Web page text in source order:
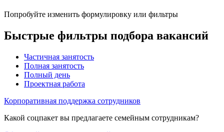
Попробуйте изменить формулировку или фильтры
Быстрые фильтры подбора вакансий
Частичная занятость
Полная занятость
Полный день
Проектная работа
Корпоративная поддержка сотрудников
Какой соцпакет вы предлагаете семейным сотрудникам?